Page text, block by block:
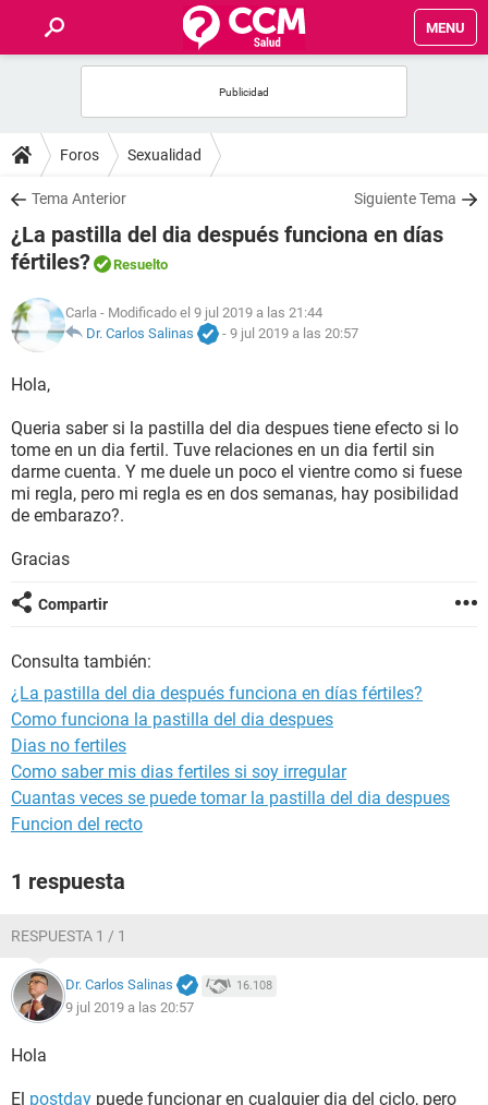
MENU
FOROS
SALUD
FAMILIA
NUTRICIÓN
SEXUALIDAD
GLOSARIO
Foros Sexualidad
Tema Anterior Siguiente Tema
¿La pastilla del dia después funciona en días
fértiles?
Resuelto
Carla - Modificado el 9 jul 2019 a las 21:44
Dr. Carlos Salinas
- 9 jul 2019 a las 20:57
Hola,
Queria saber si la pastilla del dia despues tiene efecto si lo
tome en un dia fertil. Tuve relaciones en un dia fertil sin
darme cuenta. Y me duele un poco el vientre como si fuese
mi regla, pero mi regla es en dos semanas, hay posibilidad
de embarazo?.
Gracias
Compartir
Consulta también:
¿La pastilla del dia después funciona en días fértiles?
Como funciona la pastilla del dia despues
Dias no fertiles
Como saber mis dias fertiles si soy irregular
Cuantas veces se puede tomar la pastilla del dia despues
Funcion del recto
1 respuesta
RESPUESTA 1 / 1
Dr. Carlos Salinas 16.108
9 jul 2019 a las 20:57
Hola
El postday puede funcionar en cualquier dia del ciclo, pero